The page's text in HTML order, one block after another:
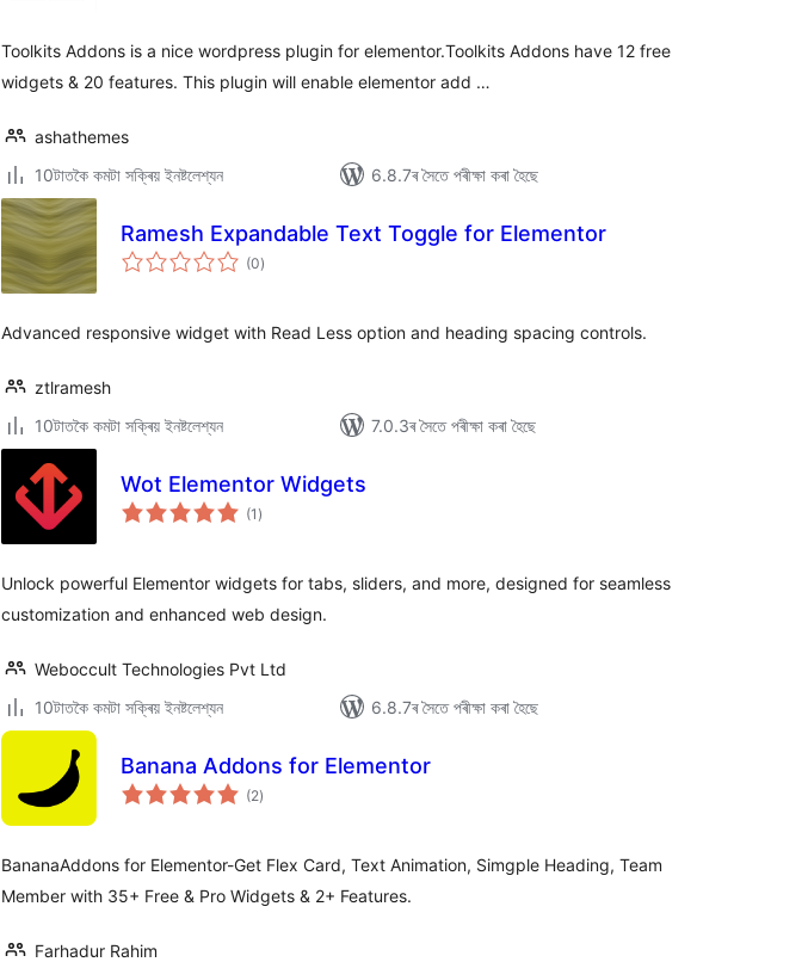
Toolkits Addons is a nice wordpress plugin for elementor.Toolkits Addons have 12 free
widgets & 20 features. This plugin will enable elementor add …
ashathemes
10টাতকৈ কমটা সক্ৰিয় ইনষ্টলেশ্যন
6.8.7ৰ সৈতে পৰীক্ষা কৰা হৈছে
Ramesh Expandable Text Toggle for Elementor
(0টা
মুঠ)
Advanced responsive widget with Read Less option and heading spacing controls.
ztlramesh
10টাতকৈ কমটা সক্ৰিয় ইনষ্টলেশ্যন
7.0.3ৰ সৈতে পৰীক্ষা কৰা হৈছে
Wot Elementor Widgets
(1 টা
মুঠ)
Unlock powerful Elementor widgets for tabs, sliders, and more, designed for seamless
customization and enhanced web design.
Weboccult Technologies Pvt Ltd
10টাতকৈ কমটা সক্ৰিয় ইনষ্টলেশ্যন
6.8.7ৰ সৈতে পৰীক্ষা কৰা হৈছে
Banana Addons for Elementor
(2টা
মুঠ)
BananaAddons for Elementor-Get Flex Card, Text Animation, Simgple Heading, Team
Member with 35+ Free & Pro Widgets & 2+ Features.
Farhadur Rahim